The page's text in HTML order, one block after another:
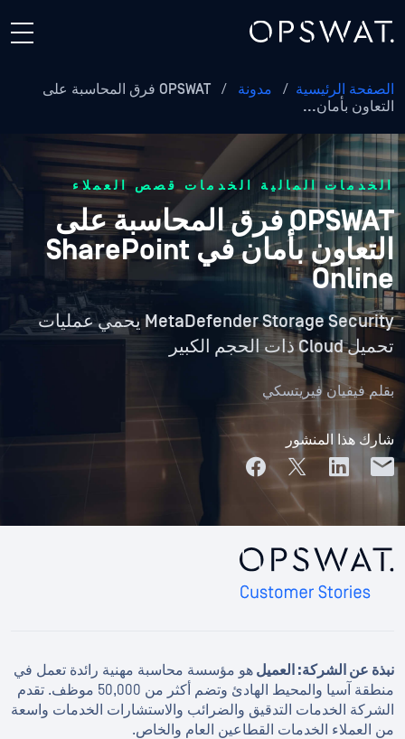
الصفحة الرئيسية / مدونة /
OPSWAT فرق المحاسبة على
التعاون بأمان...
الخدمات المالية الخدمات قصص العملاء
OPSWAT فرق المحاسبة على
التعاون بأمان في SharePoint
Online
MetaDefender Storage Security يحمي عمليات
تحميل Cloud ذات الحجم الكبير
بقلمفيفيان فيريتسكي
شارك هذا المنشور
نبذة عن الشركة: العميل هو مؤسسة محاسبة مهنية رائدة تعمل في
منطقة آسيا والمحيط الهادئ وتضم أكثر من 50,000 موظف. تقدم
الشركة الخدمات التدقيق والضرائب والاستشارات الخدمات واسعة
من العملاء الخدمات القطاعين العام والخاص.